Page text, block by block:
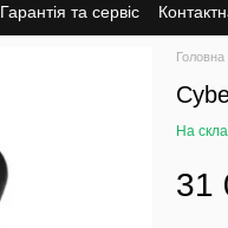
Гарантія та сервіс
Головна
На
31